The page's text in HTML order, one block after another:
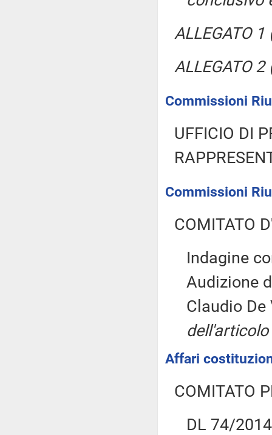
ALLEGATO
ALLEGATO
Commissioni
UFFICIO DI
Commissioni
COMITATO
Indagine
Audizione
Claudio
Affari
COMITATO
DL 74/